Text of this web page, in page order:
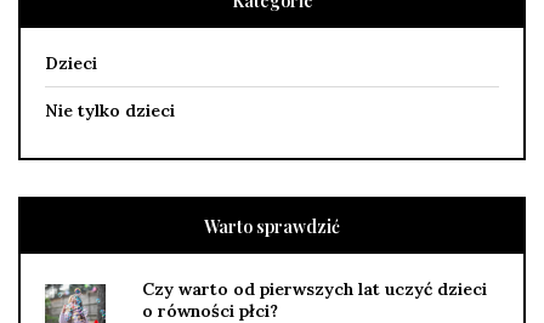
Dzieci
Nie tylko dzieci
Warto sprawdzić
Czy warto od pierwszych lat uczyć dzieci
o równości płci?